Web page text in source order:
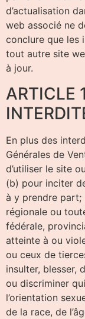
d’actualisation
web associé ne
conclure que les
tout autre site
à jour.
ARTICLE
En plus des
Générales de
d’utiliser le site
(b) pour inciter
à y prendre part;
régionale ou
fédérale,
atteinte à ou
ou ceux de
insulter, blesser,
ou discriminer
l’orientation
de la race, de